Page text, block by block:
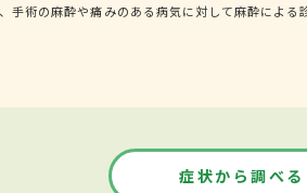
手術の麻酔や痛みのある病気に対して麻酔による
症状から調べる